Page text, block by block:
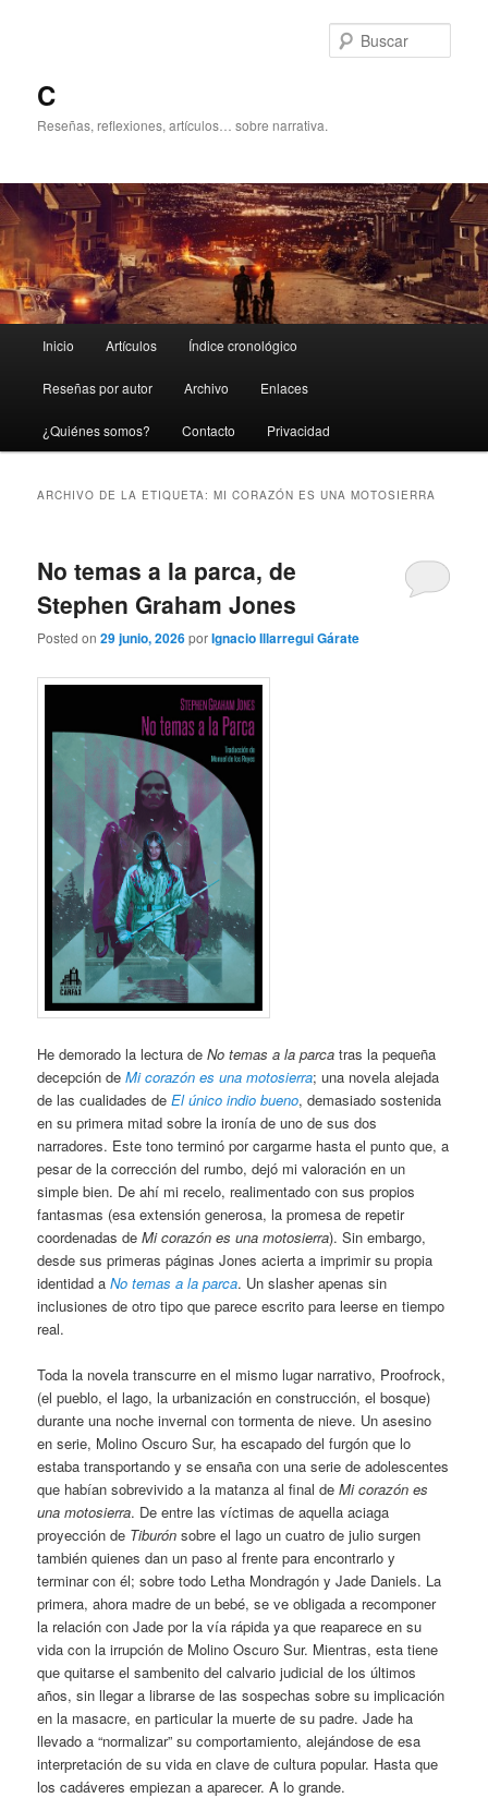
C
Reseñas, reflexiones, artículos… sobre narrativa.
principal
Inicio Artículos Índice cronológico
Reseñas por autor Archivo Enlaces
¿Quiénes somos? Contacto Privacidad
ARCHIVO DE LA ETIQUETA:MI CORAZÓN ES UNA MOTOSIERRA
No temas a la parca, de
Stephen Graham Jones
Posted on29 junio, 2026porIgnacio Illarregui Gárate
He demorado la lectura deNo temas a la parca tras la pequeña
decepción deMi corazón es una motosierra; una novela alejada
de las cualidades deEl único indio bueno, demasiado sostenida
en su primera mitad sobre la ironía de uno de sus dos
narradores. Este tono terminó por cargarme hasta el punto que, a
pesar de la corrección del rumbo, dejó mi valoración en un
simple bien. De ahí mi recelo, realimentado con sus propios
fantasmas (esa extensión generosa, la promesa de repetir
coordenadas deMi corazón es una motosierra). Sin embargo,
desde sus primeras páginas Jones acierta a imprimir su propia
identidad aNo temas a la parca. Un slasher apenas sin
inclusiones de otro tipo que parece escrito para leerse en tiempo
real.
Toda la novela transcurre en el mismo lugar narrativo, Proofrock,
(el pueblo, el lago, la urbanización en construcción, el bosque)
durante una noche invernal con tormenta de nieve. Un asesino
en serie, Molino Oscuro Sur, ha escapado del furgón que lo
estaba transportando y se ensaña con una serie de adolescentes
que habían sobrevivido a la matanza al final deMi corazón es
una motosierra. De entre las víctimas de aquella aciaga
proyección de Tiburón sobre el lago un cuatro de julio surgen
también quienes dan un paso al frente para encontrarlo y
terminar con él; sobre todo Letha Mondragón y Jade Daniels. La
primera, ahora madre de un bebé, se ve obligada a recomponer
la relación con Jade por la vía rápida ya que reaparece en su
vida con la irrupción de Molino Oscuro Sur. Mientras, esta tiene
que quitarse el sambenito del calvario judicial de los últimos
años, sin llegar a librarse de las sospechas sobre su implicación
en la masacre, en particular la muerte de su padre. Jade ha
llevado a “normalizar” su comportamiento, alejándose de esa
interpretación de su vida en clave de cultura popular. Hasta que
los cadáveres empiezan a aparecer. A lo grande.